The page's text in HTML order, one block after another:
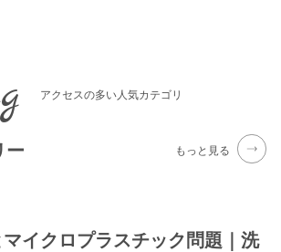
アクセスの多い人気カテゴリ
ー もっと見る
マイクロプラスチック問題｜洗